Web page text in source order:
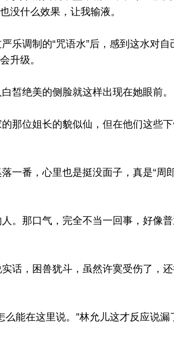
没什么效果，让我输液。
调制的“咒语水”后，感到这水对自
升级。
皙绝美的侧脸就这样出现在她眼前。
那位姐长的貌似仙，但在他们这些
一番，心里也是挺没面子，真是“周
。那口气，完全不当一回事，好像
话，困兽犹斗，虽然许寞受伤了，
能在这里说。”林允儿这才反应说漏